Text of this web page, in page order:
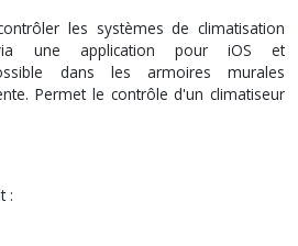
les systèmes de climatisation
une application pour iOS et
dans les armoires murales
Permet le contrôle d'un climatiseur
: